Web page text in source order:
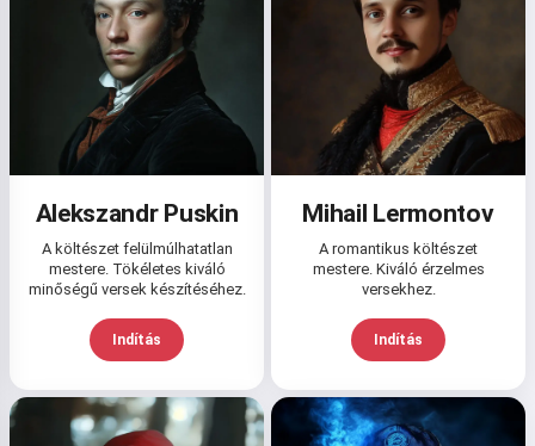
Alekszandr Puskin
A költészet felülmúlhatatlan
mestere. Tökéletes kiváló
minőségű versek készítéséhez.
Indítás
Mihail Lermontov
A romantikus költészet
mestere. Kiváló érzelmes
versekhez.
Indítás